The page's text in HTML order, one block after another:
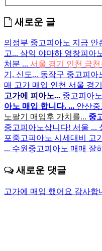
새로운 글
의정부 중고피아노 지금 안
고... 삼익 야마하 영창피아
처분 ... 서울 경기 인천 금
기, 신도... 동작구 중고피아
매 고가 매입 인천 서울 경
고가에 피아노... 중고피아
아노 매입 합니다. ... 안산
노팔기 매입후 가치를... 중
중고피아노삽니다! 서울 ...
포중고피아노 시세대비 고
... 수원중고피아노 매매 잘
새로운 댓글
고가에 매입 했어요 감사합